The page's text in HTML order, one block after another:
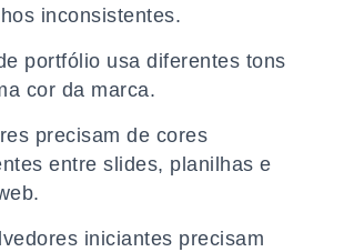
inconsistentes.
portfólio usa diferentes tons
cor da marca.
precisam de cores
entre slides, planilhas e
iniciantes precisam